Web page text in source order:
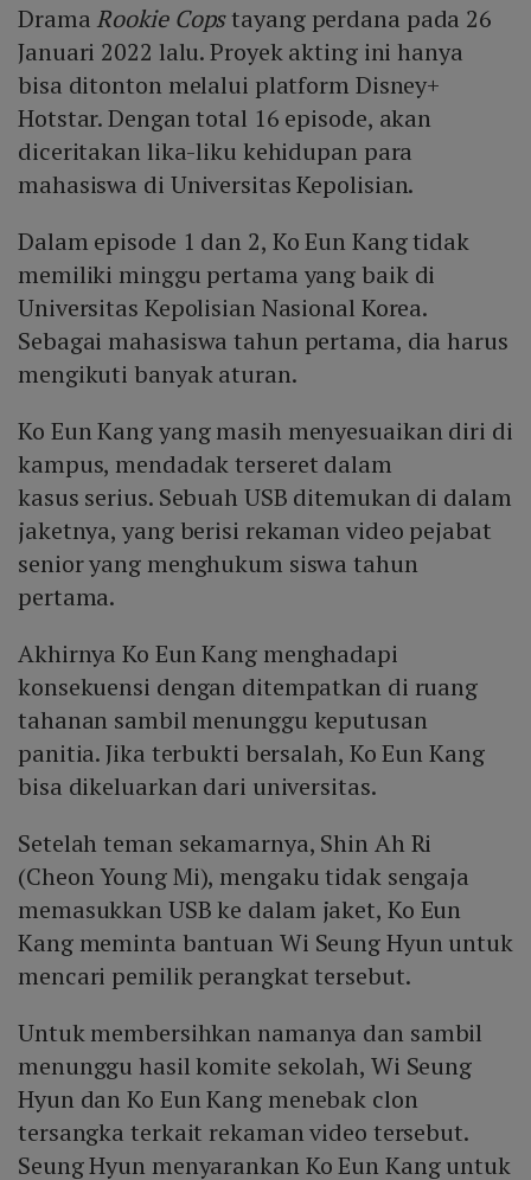
Drama Rookie Copstayang perdana pada 26
Januari 2022 lalu. Proyek akting ini hanya
bisa ditonton melalui platform Disney+
Hotstar. Dengan total 16 episode, akan
diceritakan lika-liku kehidupan para
mahasiswa di Universitas Kepolisian.
Dalam episode 1 dan 2, Ko Eun Kang tidak
memiliki minggu pertama yang baik di
Universitas Kepolisian Nasional Korea.
Sebagai mahasiswa tahun pertama, dia harus
mengikuti banyak aturan.
Ko Eun Kang yang masih menyesuaikan diri di
kampus, mendadak terseret dalam
kasus serius. Sebuah USB ditemukan di dalam
jaketnya, yang berisi rekaman video pejabat
senior yang menghukum siswa tahun
pertama.
Akhirnya Ko Eun Kang menghadapi
konsekuensi dengan ditempatkan di ruang
tahanan sambil menunggu keputusan
panitia. Jika terbukti bersalah, Ko Eun Kang
bisa dikeluarkan dari universitas.
Setelah teman sekamarnya, Shin Ah Ri
(Cheon Young Mi), mengaku tidak sengaja
memasukkan USB ke dalam jaket, Ko Eun
Kang meminta bantuan Wi Seung Hyun untuk
mencari pemilik perangkat tersebut.
Untuk membersihkan namanya dan sambil
menunggu hasil komite sekolah, Wi Seung
Hyun dan Ko Eun Kang menebak clon
tersangka terkait rekaman video tersebut.
Seung Hyun menyarankan Ko Eun Kang untuk